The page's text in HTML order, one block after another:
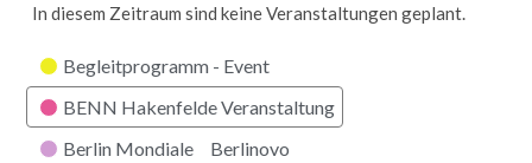
In diesem Zeitraum sind keine Veranstaltungen geplant.
Kategorien
Begleitprogramm - Event
BENN Hakenfelde Veranstaltung
Berlin Mondiale
Berlinovo